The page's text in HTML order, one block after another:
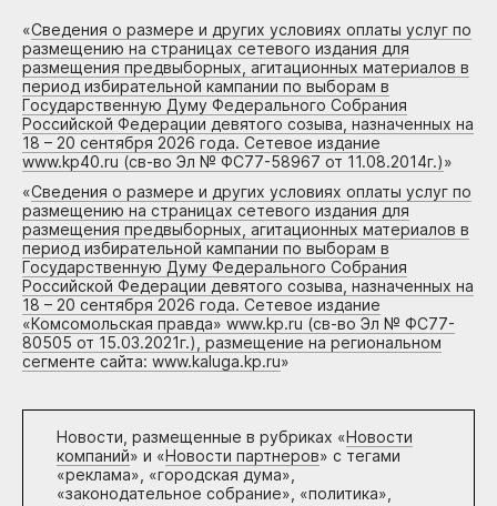
«Сведения о размере и других условиях оплаты услуг по
размещению на страницах сетевого издания для
размещения предвыборных, агитационных материалов в
период избирательной кампании по выборам в
Государственную Думу Федерального Собрания
Российской Федерации девятого созыва, назначенных на
18 – 20 сентября 2026 года. Сетевое издание
www.kp40.ru (св-во Эл № ФС77-58967 от 11.08.2014г.)»
«Сведения о размере и других условиях оплаты услуг по
размещению на страницах сетевого издания для
размещения предвыборных, агитационных материалов в
период избирательной кампании по выборам в
Государственную Думу Федерального Собрания
Российской Федерации девятого созыва, назначенных на
18 – 20 сентября 2026 года. Сетевое издание
«Комсомольская правда» www.kp.ru (св-во Эл № ФС77-
80505 от 15.03.2021г.), размещение на региональном
сегменте сайта: www.kaluga.kp.ru»
Новости, размещенные в рубриках «Новости
компаний» и «Новости партнеров» с тегами
«реклама», «городская дума»,
«законодательное собрание», «политика»,